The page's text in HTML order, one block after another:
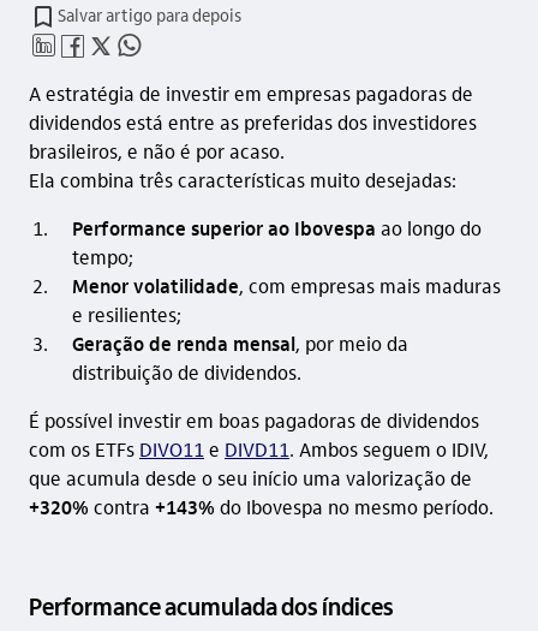
Salvar artigo para depois
linkedin_base facebook_outline twitter_outline whatsapp_outline
A estratégia de investir em empresas pagadoras de
dividendos está entre as preferidas dos investidores
brasileiros, e não é por acaso.
Ela combina três características muito desejadas:
Performance superior ao Ibovespa ao longo do
tempo;
Menor volatilidade, com empresas mais maduras
e resilientes;
Geração de renda mensal, por meio da
distribuição de dividendos.
É possível investir em boas pagadoras de dividendos
com os ETFs DIVO11 e DIVD11. Ambos seguem o IDIV,
que acumula desde o seu início uma valorização de
+320% contra +143% do Ibovespa no mesmo período.
Performance acumulada dos índices